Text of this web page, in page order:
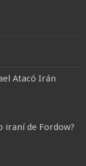
Atacó Irán
iraní de Fordow?